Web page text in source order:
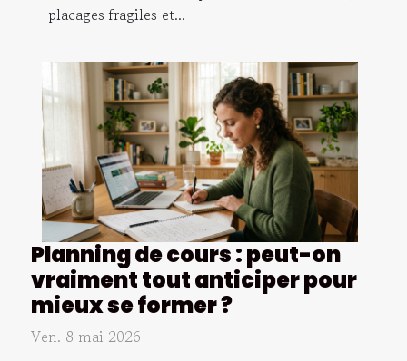
placages fragiles et...
Planning de cours : peut-on
vraiment tout anticiper pour
mieux se former ?
Ven. 8 mai 2026